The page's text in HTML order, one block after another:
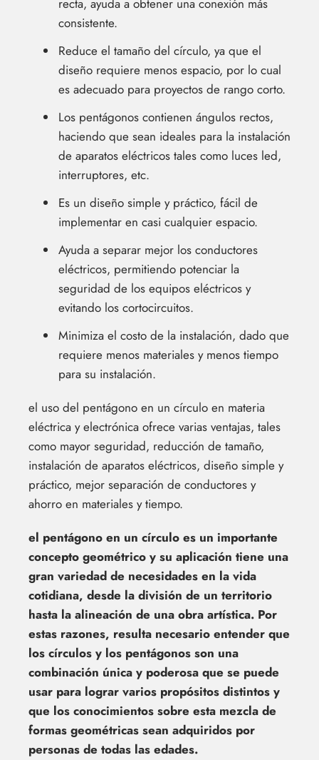
recta, ayuda a obtener una conexión más
consistente.
Reduce el tamaño del círculo, ya que el
diseño requiere menos espacio, por lo cual
es adecuado para proyectos de rango corto.
Los pentágonos contienen ángulos rectos,
haciendo que sean ideales para la instalación
de aparatos eléctricos tales como luces led,
interruptores, etc.
Es un diseño simple y práctico, fácil de
implementar en casi cualquier espacio.
Ayuda a separar mejor los conductores
eléctricos, permitiendo potenciar la
seguridad de los equipos eléctricos y
evitando los cortocircuitos.
Minimiza el costo de la instalación, dado que
requiere menos materiales y menos tiempo
para su instalación.
el uso del pentágono en un círculo en materia
eléctrica y electrónica ofrece varias ventajas, tales
como mayor seguridad, reducción de tamaño,
instalación de aparatos eléctricos, diseño simple y
práctico, mejor separación de conductores y
ahorro en materiales y tiempo.
el pentágono en un círculo es un importante
concepto geométrico y su aplicación tiene una
gran variedad de necesidades en la vida
cotidiana, desde la división de un territorio
hasta la alineación de una obra artística. Por
estas razones, resulta necesario entender que
los círculos y los pentágonos son una
combinación única y poderosa que se puede
usar para lograr varios propósitos distintos y
que los conocimientos sobre esta mezcla de
formas geométricas sean adquiridos por
personas de todas las edades.